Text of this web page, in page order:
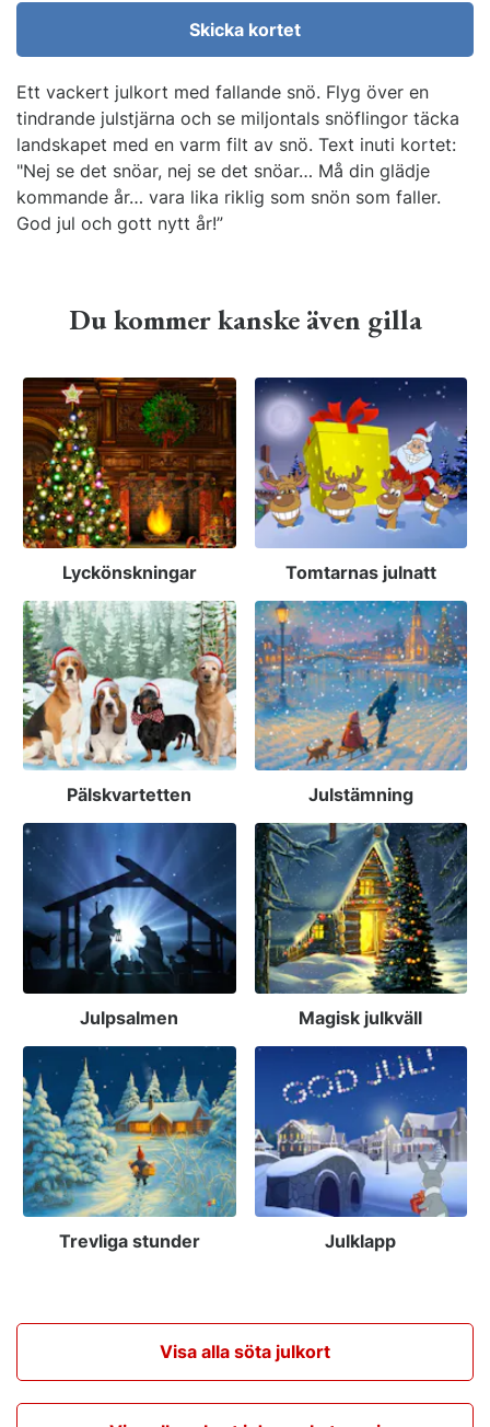
Skicka kortet
Ett vackert julkort med fallande snö. Flyg över en
tindrande julstjärna och se miljontals snöflingor täcka
landskapet med en varm filt av snö. Text inuti kortet:
"Nej se det snöar, nej se det snöar… Må din glädje
kommande år… vara lika riklig som snön som faller.
God jul och gott nytt år!”
Du kommer kanske även gilla
Lyckönskningar Tomtarnas julnatt
Pälskvartetten Julstämning
Julpsalmen Magisk julkväll
Trevliga stunder Julklapp
Visa alla söta julkort